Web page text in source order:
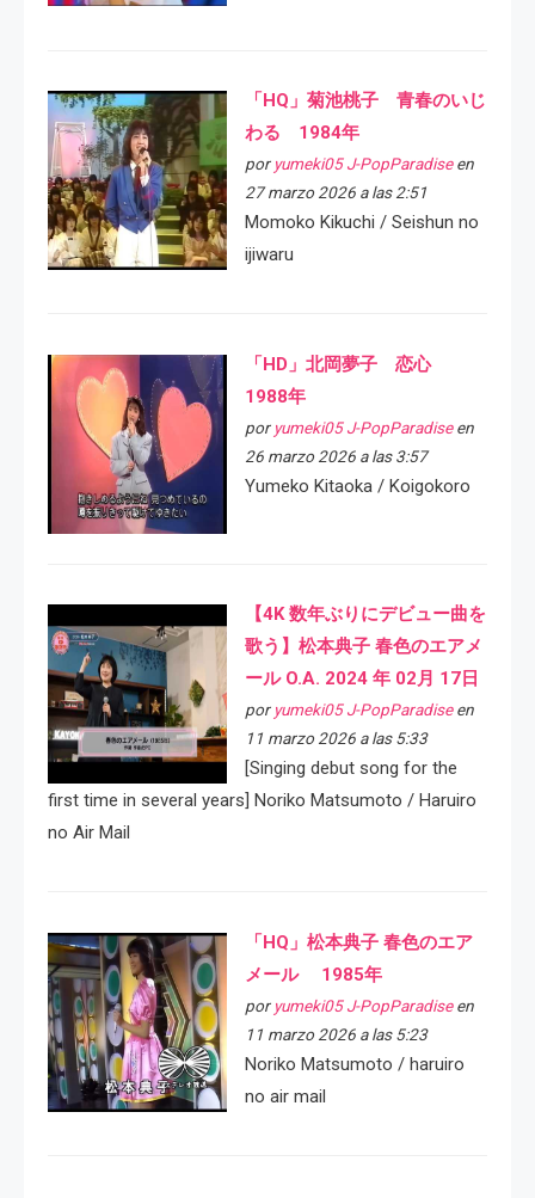
「HQ」菊池桃子 青春のいじ
わる 1984年
por yumeki05 J-PopParadiseen
27 marzo 2026 a las 2:51
Momoko Kikuchi / Seishun no
ijiwaru
「HD」北岡夢子 恋心
1988年
por yumeki05 J-PopParadiseen
26 marzo 2026 a las 3:57
Yumeko Kitaoka / Koigokoro
【4K 数年ぶりにデビュー曲を
歌う】松本典子 春色のエアメ
ール O.A. 2024 年 02月 17日
por yumeki05 J-PopParadiseen
11 marzo 2026 a las 5:33
[Singing debut song for the
first time in several years] Noriko Matsumoto / Haruiro
no Air Mail
「HQ」松本典子 春色のエア
メール 1985年
por yumeki05 J-PopParadiseen
11 marzo 2026 a las 5:23
Noriko Matsumoto / haruiro
no air mail